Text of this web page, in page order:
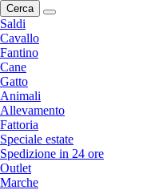
Cerca
Saldi
Cavallo
Fantino
Cane
Gatto
Animali
Allevamento
Fattoria
Speciale estate
Spedizione in 24 ore
Outlet
Marche